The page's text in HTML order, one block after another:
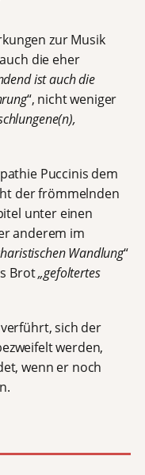
zur Musik
die eher
ist auch die
“, nicht weniger
Puccinis dem
der frömmelnden
unter einen
anderem im
Wandlung“
Brot„gefoltertes
sich der
werden,
wenn er noch